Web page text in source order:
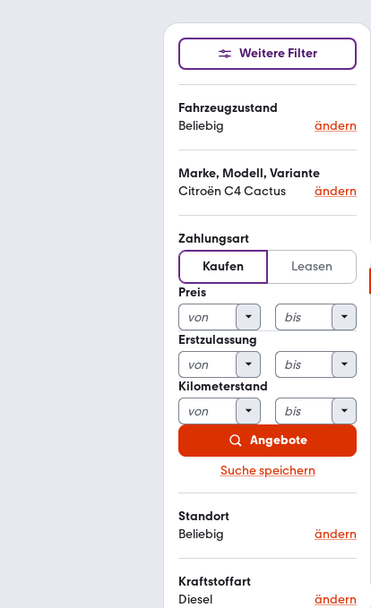
Weitere Filter
Fahrzeugzustand
Beliebig
ändern
Marke, Modell, Variante
Citroën C4 Cactus
ändern
Zahlungsart
Kaufen
Leasen
Preis
Erstzulassung
Kilometerstand
Angebote
Suche speichern
Standort
Beliebig
ändern
Kraftstoffart
Diesel
ändern